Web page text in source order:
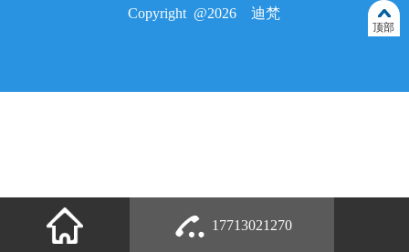
Copyright @2026 迪梵
顶部
17713021270